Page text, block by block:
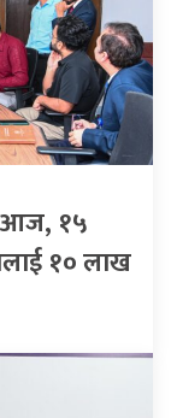
आज, १५
१० लाख